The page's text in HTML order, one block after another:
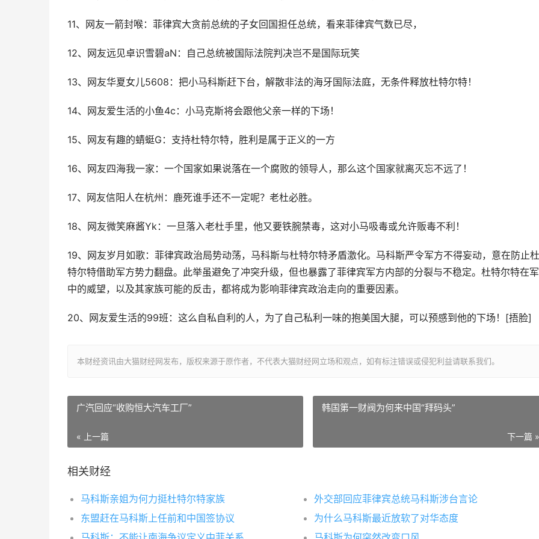
11、网友一箭封喉：菲律宾大贪前总统的子女回国担任总统，看来菲律宾气数已尽，
12、网友远见卓识雪碧aN：自己总统被国际法院判决岂不是国际玩笑
13、网友华夏女儿5608：把小马科斯赶下台，解散非法的海牙国际法庭，无条件释放杜特尔特！
14、网友爱生活的小鱼4c：小马克斯将会跟他父亲一样的下场！
15、网友有趣的蜻蜓G：支持杜特尔特，胜利是属于正义的一方
16、网友四海我一家：一个国家如果说落在一个腐败的领导人，那么这个国家就离灭忘不远了！
17、网友信阳人在杭州：鹿死谁手还不一定呢？老杜必胜。
18、网友微笑麻酱Yk：一旦落入老杜手里，他又要铁腕禁毒，这对小马吸毒或允许贩毒不利！
19、网友岁月如歌：菲律宾政治局势动荡，马科斯与杜特尔特矛盾激化。马科斯严令军方不得妄动，意在防止杜
特尔特借助军方势力翻盘。此举虽避免了冲突升级，但也暴露了菲律宾军方内部的分裂与不稳定。杜特尔特在
中的威望，以及其家族可能的反击，都将成为影响菲律宾政治走向的重要因素。
20、网友爱生活的99班：这么自私自利的人，为了自己私利一味的抱美国大腿，可以预感到他的下场！[捂脸]
本财经资讯由大猫财经网发布，版权来源于原作者，不代表大猫财经网立场和观点，如有标注错误或侵犯利益请联系我们。
广汽回应“收购恒大汽车工厂”
« 上一篇
韩国第一财阀为何来中国“拜码头”
下一篇 »
相关财经
马科斯亲姐为何力挺杜特尔特家族
外交部回应菲律宾总统马科斯涉台言论
东盟赶在马科斯上任前和中国签协议
为什么马科斯最近放软了对华态度